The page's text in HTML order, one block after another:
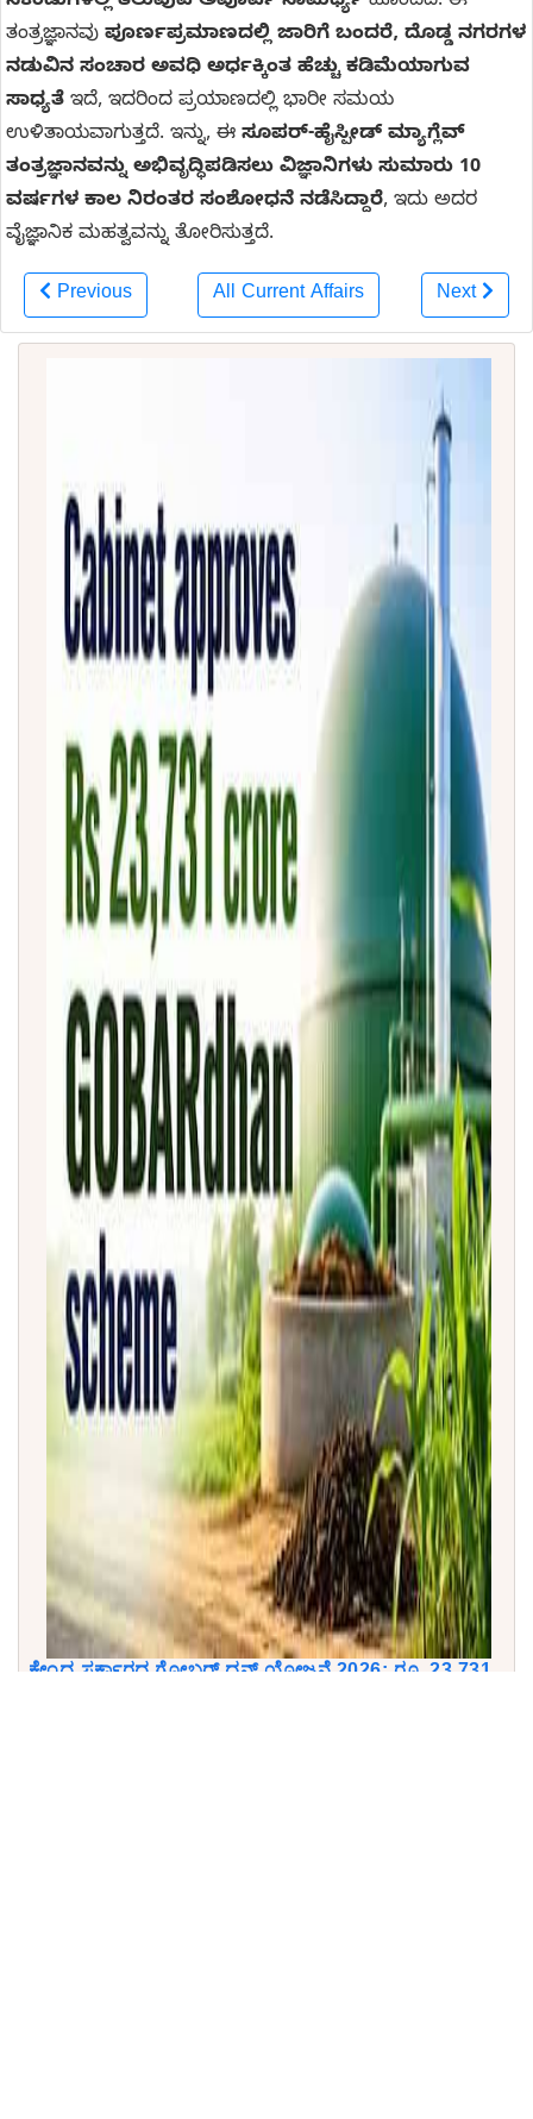
ತಂತ್ರಜ್ಞಾನವು ಪೂರ್ಣಪ್ರಮಾಣದಲ್ಲಿ ಜಾರಿಗೆ ಬಂದರೆ, ದೊಡ್ಡ ನಗರಗಳ
ನಡುವಿನ ಸಂಚಾರ ಅವಧಿ ಅರ್ಧಕ್ಕಿಂತ ಹೆಚ್ಚು ಕಡಿಮೆಯಾಗುವ
ಸಾಧ್ಯತೆ ಇದೆ, ಇದರಿಂದ ಪ್ರಯಾಣದಲ್ಲಿ ಭಾರೀ ಸಮಯ
ಉಳಿತಾಯವಾಗುತ್ತದೆ. ಇನ್ನು, ಈ ಸೂಪರ್-ಹೈಸ್ಪೀಡ್ ಮ್ಯಾಗ್ಲೆವ್
ತಂತ್ರಜ್ಞಾನವನ್ನು ಅಭಿವೃದ್ಧಿಪಡಿಸಲು ವಿಜ್ಞಾನಿಗಳು ಸುಮಾರು 10
ವರ್ಷಗಳ ಕಾಲ ನಿರಂತರ ಸಂಶೋಧನೆ ನಡೆಸಿದ್ದಾರೆ, ಇದು ಅದರ
ವೈಜ್ಞಾನಿಕ ಮಹತ್ವವನ್ನು ತೋರಿಸುತ್ತದೆ.
Previous All Current Affairs Next
ಕೇಂದ್ರ ಸರ್ಕಾರದ ಗೋಬರ್ ಧನ್ ಯೋಜನೆ 2026: ರೂ. 23,731